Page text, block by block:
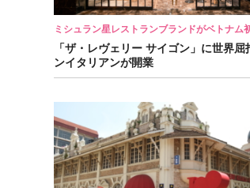
ミシュラン星レストランブランドがベトナム
「ザ・レヴェリー サイゴン」に世界屈
ンイタリアンが開業